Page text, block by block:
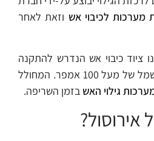
מערכות לכיבוי אש וזאת לאחר
ציוד כיבוי אש הנדרש להתקנה
על פי החוק בארונות החשמל של מעל 100 אמפר. המחולל
גילוי האש בזמן השריפה.
אירוסול?